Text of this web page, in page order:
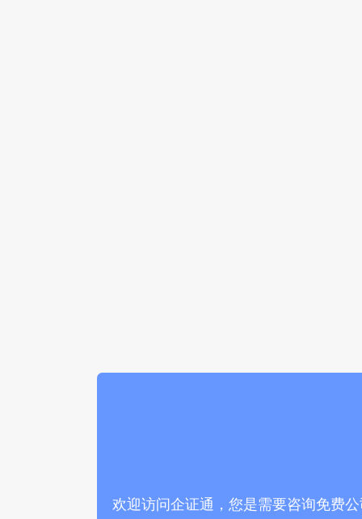
欢迎访问企证通，您是需要咨询免费